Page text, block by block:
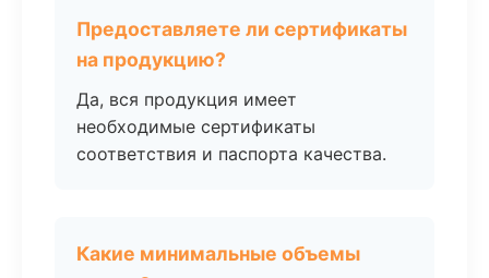
Предоставляете ли сертификаты
на продукцию?
Да, вся продукция имеет
необходимые сертификаты
соответствия и паспорта качества.
Какие минимальные объемы